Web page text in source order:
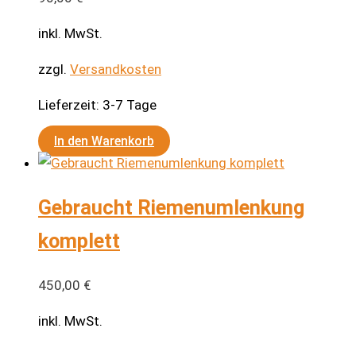
inkl. MwSt.
zzgl. Versandkosten
Lieferzeit: 3-7 Tage
In den Warenkorb
Gebraucht Riemenumlenkung
komplett
450,00 €
inkl. MwSt.